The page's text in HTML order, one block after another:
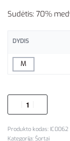
Sudėtis: 70%
DYDIS
M
IC0062
Kategorija: Šortai